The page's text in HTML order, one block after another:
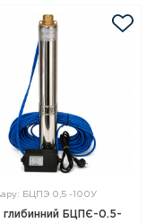
БЦПЭ 0,5 -100У
глибинний БЦПЄ-0.5-